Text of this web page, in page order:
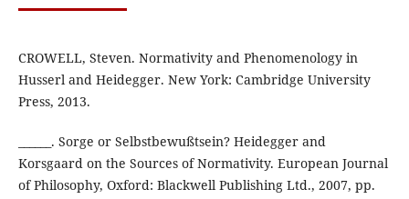
CROWELL, Steven. Normativity and Phenomenology in
Husserl and Heidegger. New York: Cambridge University
Press, 2013.
______. Sorge or Selbstbewußtsein? Heidegger and
Korsgaard on the Sources of Normativity. European Journal
of Philosophy, Oxford: Blackwell Publishing Ltd., 2007, pp.